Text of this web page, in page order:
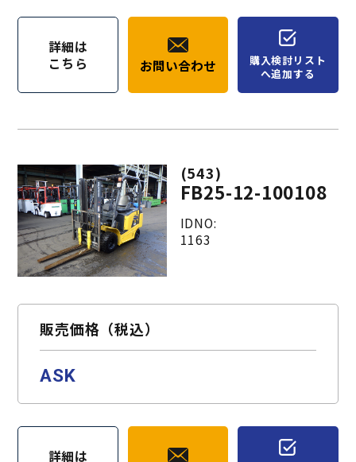
詳細は
こちら
お問い合わせ
購入検討リスト
へ追加する
(543)
FB25-12-100108
IDNO:
1163
販売価格（税込）
ASK
詳細は